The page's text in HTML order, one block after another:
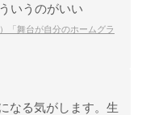
いうのがいい
「舞台が自分のホームグラ
なる気がします。生